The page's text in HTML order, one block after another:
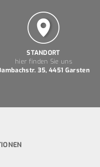
STANDORT
hier finden Sie uns
35, 4451 Garsten